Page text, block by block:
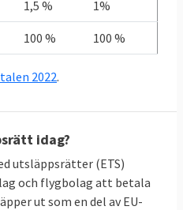
målen. Sverige
i den ligan. I botten
och Bulgarien.
1,5 % 1%
100 % 100 %
2022.
idag?
utsläppsrätter (ETS)
och flygbolag att betala
ut som en del av EU-